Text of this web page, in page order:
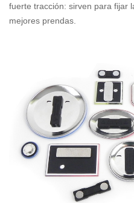
fuerte tracción: sirven para fijar
mejores prendas.